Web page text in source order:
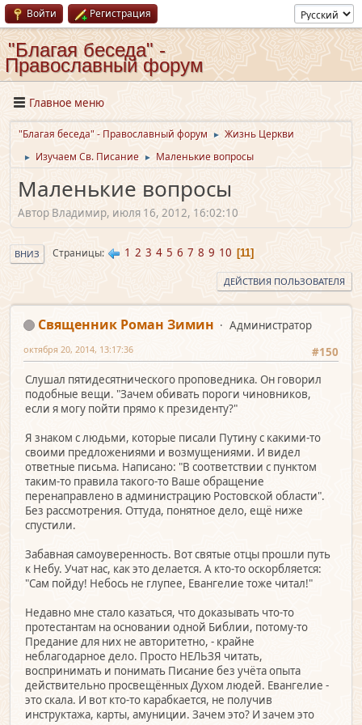
Войти Регистрация
"Благая беседа" -
Православный форум
Главное меню
"Благая беседа" - Православный форум ► Жизнь Церкви
► Изучаем Св. Писание ► Маленькие вопросы
Маленькие вопросы
Автор Владимир, июля 16, 2012, 16:02:10
ВНИЗ Страницы 1 2 3 4 5 6 7 8 9 10 11
ДЕЙСТВИЯ ПОЛЬЗОВАТЕЛЯ
Священник Роман Зимин
Администратор
#150
октября 20, 2014, 13:17:36
Слушал пятидесятнического проповедника. Он говорил
подобные вещи. "Зачем обивать пороги чиновников,
если я могу пойти прямо к президенту?"
Я знаком с людьми, которые писали Путину с какими-то
своими предложениями и возмущениями. И видел
ответные письма. Написано: "В соответствии с пунктом
таким-то правила такого-то Ваше обращение
перенаправлено в администрацию Ростовской области".
Без рассмотрения. Оттуда, понятное дело, ещё ниже
спустили.
Забавная самоуверенность. Вот святые отцы прошли путь
к Небу. Учат нас, как это делается. А кто-то оскорбляется:
"Сам пойду! Небось не глупее, Евангелие тоже читал!"
Недавно мне стало казаться, что доказывать что-то
протестантам на основании одной Библии, потому-то
Предание для них не авторитетно, - крайне
неблагодарное дело. Просто НЕЛЬЗЯ читать,
воспринимать и понимать Писание без учёта опыта
действительно просвещённых Духом людей. Евангелие -
это скала. И вот кто-то карабкается, не получив
инструктажа, карты, амуниции. Зачем это? И зачем это